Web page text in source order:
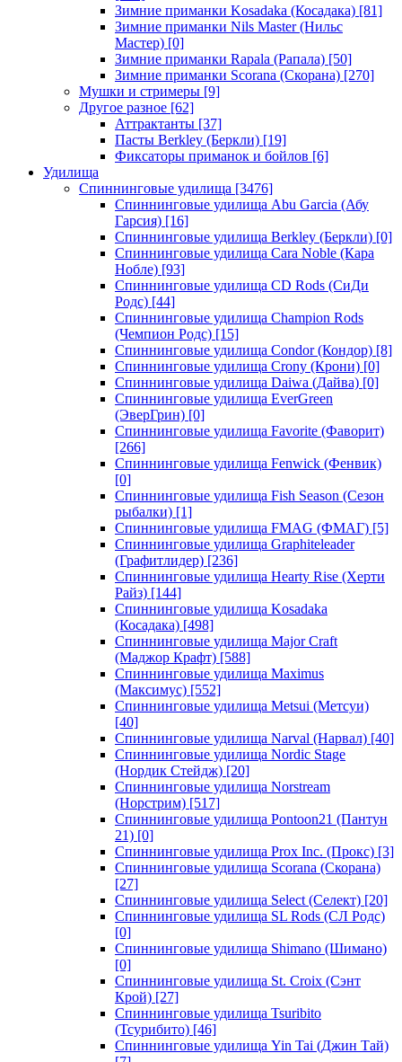
Зимние приманки Kosadaka (Косадака) [81]
Зимние приманки Nils Master (Нильс
Мастер) [0]
Зимние приманки Rapala (Рапала) [50]
Зимние приманки Scorana (Скорана) [270]
Мушки и стримеры [9]
Другое разное [62]
Аттрактанты [37]
Пасты Berkley (Беркли) [19]
Фиксаторы приманок и бойлов [6]
Удилища
Спиннинговые удилища [3476]
Спиннинговые удилища Abu Garcia (Абу
Гарсия) [16]
Спиннинговые удилища Berkley (Беркли) [0]
Спиннинговые удилища Cara Noble (Кара
Нобле) [93]
Спиннинговые удилища CD Rods (СиДи
Родс) [44]
Спиннинговые удилища Champion Rods
(Чемпион Родс) [15]
Спиннинговые удилища Condor (Кондор) [8]
Спиннинговые удилища Crony (Крони) [0]
Спиннинговые удилища Daiwa (Дайва) [0]
Спиннинговые удилища EverGreen
(ЭверГрин) [0]
Спиннинговые удилища Favorite (Фаворит)
[266]
Спиннинговые удилища Fenwick (Фенвик)
[0]
Спиннинговые удилища Fish Season (Сезон
рыбалки) [1]
Спиннинговые удилища FMAG (ФМАГ) [5]
Спиннинговые удилища Graphiteleader
(Графитлидер) [236]
Спиннинговые удилища Hearty Rise (Херти
Райз) [144]
Спиннинговые удилища Kosadaka
(Косадака) [498]
Спиннинговые удилища Major Craft
(Маджор Крафт) [588]
Спиннинговые удилища Maximus
(Максимус) [552]
Спиннинговые удилища Metsui (Метсуи)
[40]
Спиннинговые удилища Narval (Нарвал) [40]
Спиннинговые удилища Nordic Stage
(Нордик Стейдж) [20]
Спиннинговые удилища Norstream
(Норстрим) [517]
Спиннинговые удилища Pontoon21 (Пантун
21) [0]
Спиннинговые удилища Prox Inc. (Прокс) [3]
Спиннинговые удилища Scorana (Скорана)
[27]
Спиннинговые удилища Select (Селект) [20]
Спиннинговые удилища SL Rods (СЛ Родс)
[0]
Спиннинговые удилища Shimano (Шимано)
[0]
Спиннинговые удилища St. Croix (Сэнт
Крой) [27]
Спиннинговые удилища Tsuribito
(Тсурибито) [46]
Спиннинговые удилища Yin Tai (Джин Тай)